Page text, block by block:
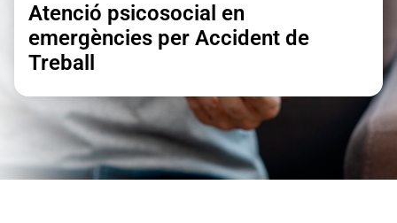
900 61 00
61
Treballadors
Proveïdors
Atenció psicosocial en
emergències per Accident de
Treball